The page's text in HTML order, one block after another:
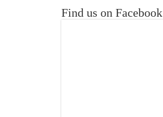
Find us on Facebook